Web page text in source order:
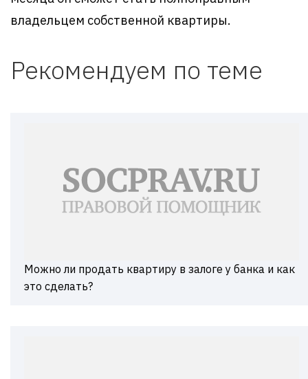
владельцем собственной квартиры.
Рекомендуем по теме
Можно ли продать квартиру в залоге у банка и как
это сделать?